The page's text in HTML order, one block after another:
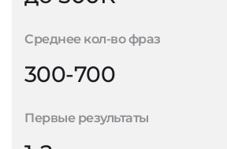
Среднее кол-во фраз
300-700
Первые результаты